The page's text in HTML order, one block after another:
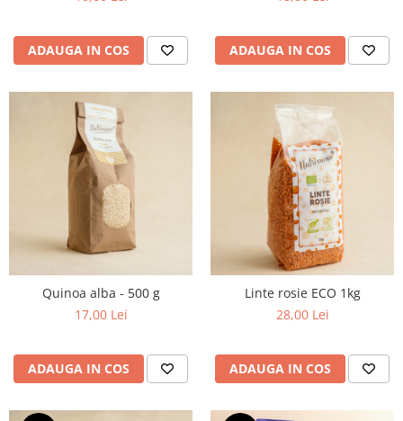
ADAUGA IN COS ADAUGA IN COS
Quinoa alba - 500 g
17,00 Lei
ADAUGA IN COS
Linte rosie ECO 1kg
28,00 Lei
ADAUGA IN COS